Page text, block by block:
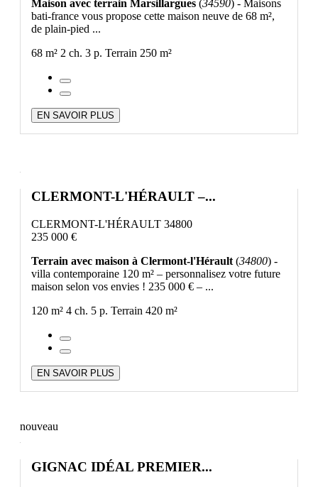
Maison avec terrain Marsillargues (34590) - Maisons
bati-france vous propose cette maison neuve de 68 m²,
de plain-pied ...
68 m² 2 ch. 3 p. Terrain 250 m²
EN SAVOIR PLUS
CLERMONT-L'HÉRAULT –...
CLERMONT-L'HÉRAULT 34800
235 000 €
Terrain avec maison à Clermont-l'Hérault (34800) -
villa contemporaine 120 m² – personnalisez votre future
maison selon vos envies ! 235 000 € – ...
120 m² 4 ch. 5 p. Terrain 420 m²
EN SAVOIR PLUS
nouveau
GIGNAC IDÉAL PREMIER...